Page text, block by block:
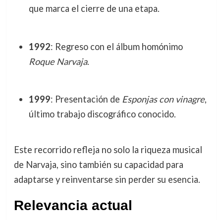
que marca el cierre de una etapa.
1992: Regreso con el álbum homónimo
Roque Narvaja.
1999: Presentación de Esponjas con vinagre,
último trabajo discográfico conocido.
Este recorrido refleja no solo la riqueza musical
de Narvaja, sino también su capacidad para
adaptarse y reinventarse sin perder su esencia.
Relevancia actual